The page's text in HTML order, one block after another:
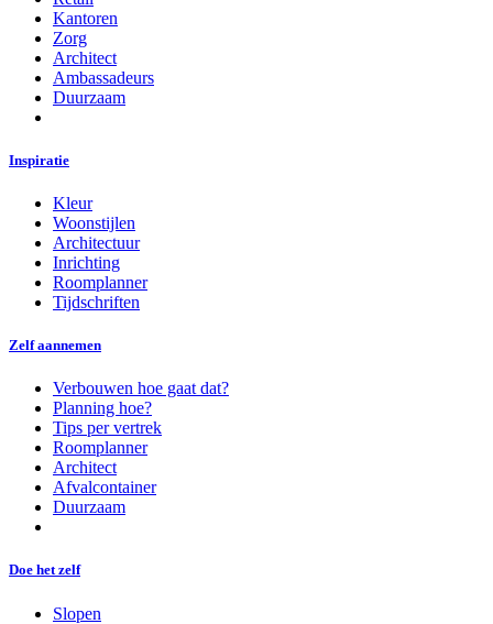
Kantoren
Zorg
Architect
Ambassadeurs
Duurzaam
Inspiratie
Kleur
Woonstijlen
Architectuur
Inrichting
Roomplanner
Tijdschriften
Zelf aannemen
Verbouwen hoe gaat dat?
Planning hoe?
Tips per vertrek
Roomplanner
Architect
Afvalcontainer
Duurzaam
Doe het zelf
Slopen